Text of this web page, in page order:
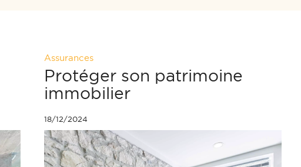
Assurances
Protéger son patrimoine
immobilier
18/12/2024